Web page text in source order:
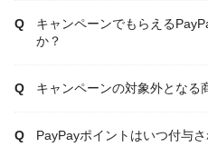
キャンペーンでもらえる
か？
キャンペーンの対象外となる
PayPayポイントはいつ付与